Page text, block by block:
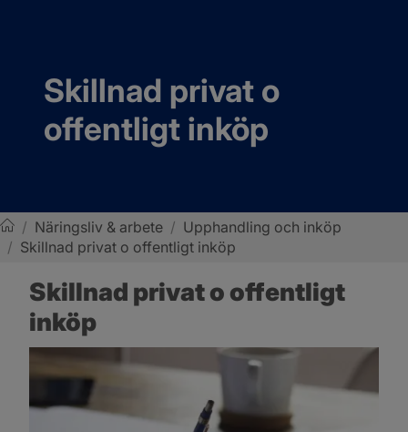
Skillnad privat o
offentligt inköp
Sotenäs kommun
/ Näringsliv & arbete / Upphandling och inköp
/ Skillnad privat o offentligt inköp
Skillnad privat o offentligt
inköp